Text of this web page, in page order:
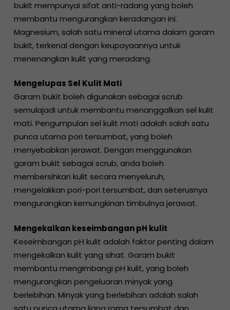
bukit mempunyai sifat anti-radang yang boleh
membantu mengurangkan keradangan ini.
Magnesium, salah satu mineral utama dalam garam
bukit, terkenal dengan keupayaannya untuk
menenangkan kulit yang meradang.
Mengelupas Sel Kulit Mati
Garam bukit boleh digunakan sebagai scrub
semulajadi untuk membantu menanggalkan sel kulit
mati. Pengumpulan sel kulit mati adalah salah satu
punca utama pori tersumbat, yang boleh
menyebabkan jerawat. Dengan menggunakan
garam bukit sebagai scrub, anda boleh
membersihkan kulit secara menyeluruh,
mengelakkan pori-pori tersumbat, dan seterusnya
mengurangkan kemungkinan timbulnya jerawat.
Mengekalkan keseimbangan pH kulit
Keseimbangan pH kulit adalah faktor penting dalam
mengekalkan kulit yang sihat. Garam bukit
membantu mengimbangi pH kulit, yang boleh
mengurangkan pengeluaran minyak yang
berlebihan. Minyak yang berlebihan adalah salah